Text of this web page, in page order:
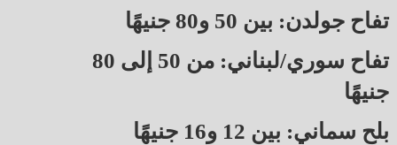
تفاح جولدن: بين 50 و80 جنيهًا
تفاح سوري/لبناني: من 50 إلى 80
جنيهًا
بلح سماني: بين 12 و16 جنيهًا